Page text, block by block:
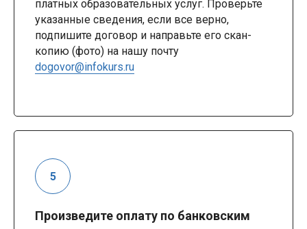
платных образовательных услуг. Проверьте
указанные сведения, если все верно,
подпишите договор и направьте его скан-
копию (фото) на нашу почту
dogovor@infokurs.ru
Произведите оплату по банковским